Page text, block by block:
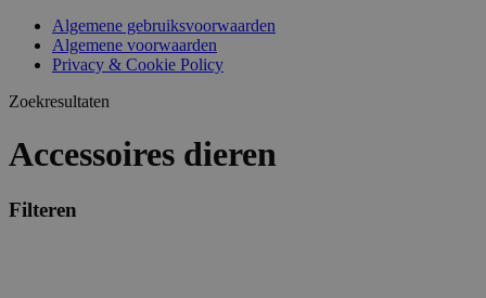
Algemene gebruiksvoorwaarden
Algemene voorwaarden
Privacy & Cookie Policy
Zoekresultaten
Accessoires dieren
Filteren